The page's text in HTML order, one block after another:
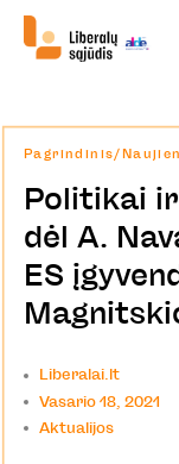
Pagrindinis/
Politikai
dėl A.
ES
Liberalai.lt
Vasario 18, 2021
Aktualijos